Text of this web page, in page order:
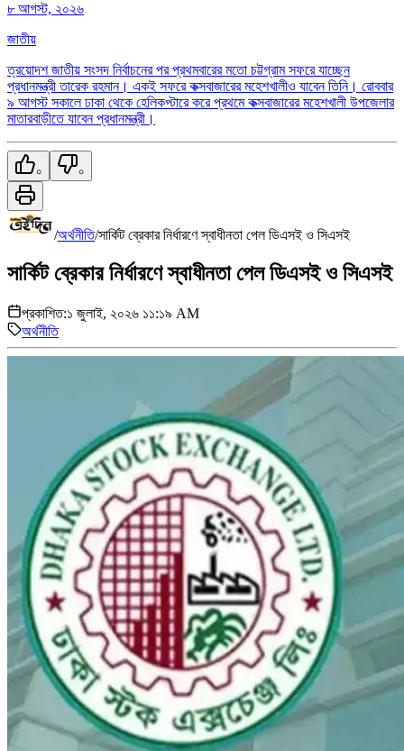
৮ আগস্ট, ২০২৬
জাতীয়
ত্রয়োদশ জাতীয় সংসদ নির্বাচনের পর প্রথমবারের মতো চট্টগ্রাম সফরে যাচ্ছেন
প্রধানমন্ত্রী তারেক রহমান। একই সফরে কক্সবাজারের মহেশখালীও যাবেন তিনি। রোববার
৯ আগস্ট সকালে ঢাকা থেকে হেলিকপ্টারে করে প্রথমে কক্সবাজারের মহেশখালী উপজেলার
মাতারবাড়ীতে যাবেন প্রধানমন্ত্রী।
০ ০
/অর্থনীতি/সার্কিট ব্রেকার নির্ধারণে স্বাধীনতা পেল ডিএসই ও সিএসই
সার্কিট ব্রেকার নির্ধারণে স্বাধীনতা পেল ডিএসই ও সিএসই
প্রকাশিত:১ জুলাই, ২০২৬ ১১:১৯ AM
অর্থনীতি